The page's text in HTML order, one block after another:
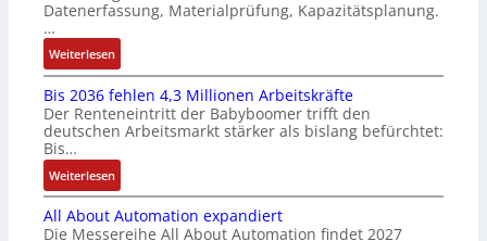
i
F
a
n
u
c
C
-
S
u
n
b
e
ä
t
i
m
u
l
t
i
v
r
i
b
s
e
I
n
t
e
g
r
a
t
i
Datenerfassung, Materialprüfung, Kapazitätsplanung.
…
Weiterlesen:
K
I
b
r
a
u
c
h
Bis 2036 fehlen 4,3 Millionen Arbeitskräfte
Der Renteneintritt der Babyboomer trifft den
deutschen Arbeitsmarkt stärker als bislang befürchtet:
Bis…
Weiterlesen:
B
i
s
All About Automation expandiert
Die Messereihe All About Automation findet 2027